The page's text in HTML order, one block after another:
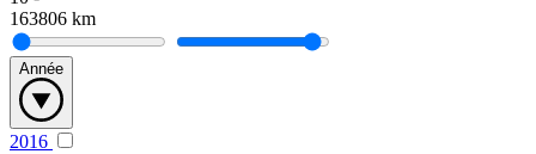
163806 km
Année
2016